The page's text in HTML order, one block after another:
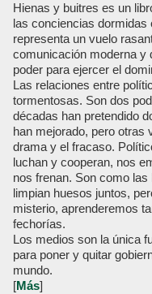
Hienas y buitres es un
las conciencias dormidas
representa un vuelo
comunicación moderna y
poder para ejercer el
Las relaciones entre
tormentosas. Son dos
décadas han pretendido
han mejorado, pero otras
drama y el fracaso.
luchan y cooperan, nos
nos frenan. Son como
limpian huesos juntos,
misterio, aprenderemos
fechorías.
Los medios son la única
para poner y quitar
mundo.
[Más]